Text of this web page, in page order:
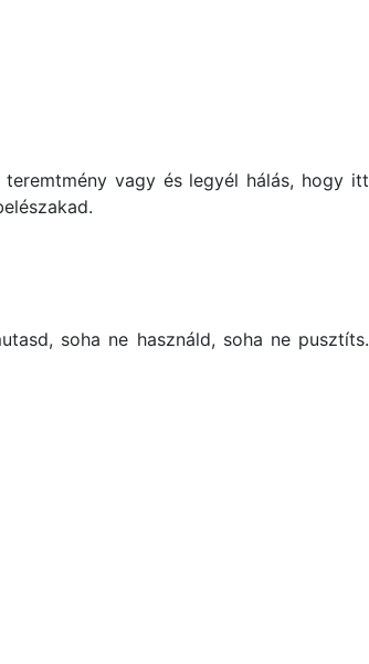
vagy és legyél hálás, hogy itt
soha ne használd, soha ne pusztíts.